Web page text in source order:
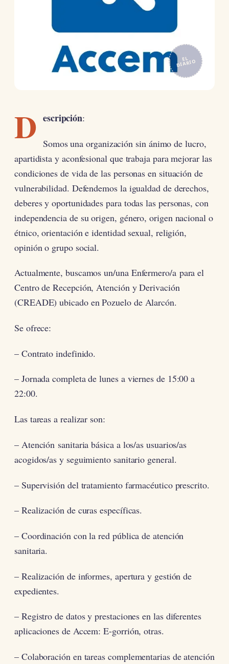
EL
DIARIO
D escripción:
Somos una organización sin ánimo de lucro,
apartidista y aconfesional que trabaja para mejorar las
condiciones de vida de las personas en situación de
vulnerabilidad. Defendemos la igualdad de derechos,
deberes y oportunidades para todas las personas, con
independencia de su origen, género, origen nacional o
étnico, orientación e identidad sexual, religión,
opinión o grupo social.
Actualmente, buscamos un/una Enfermero/a para el
Centro de Recepción, Atención y Derivación
(CREADE) ubicado en Pozuelo de Alarcón.
Se ofrece:
– Contrato indefinido.
– Jornada completa de lunes a viernes de 15:00 a
22:00.
Las tareas a realizar son:
– Atención sanitaria básica a los/as usuarios/as
acogidos/as y seguimiento sanitario general.
– Supervisión del tratamiento farmacéutico prescrito.
– Realización de curas específicas.
– Coordinación con la red pública de atención
sanitaria.
– Realización de informes, apertura y gestión de
expedientes.
– Registro de datos y prestaciones en las diferentes
aplicaciones de Accem: E-gorrión, otras.
– Colaboración en tareas complementarias de atención